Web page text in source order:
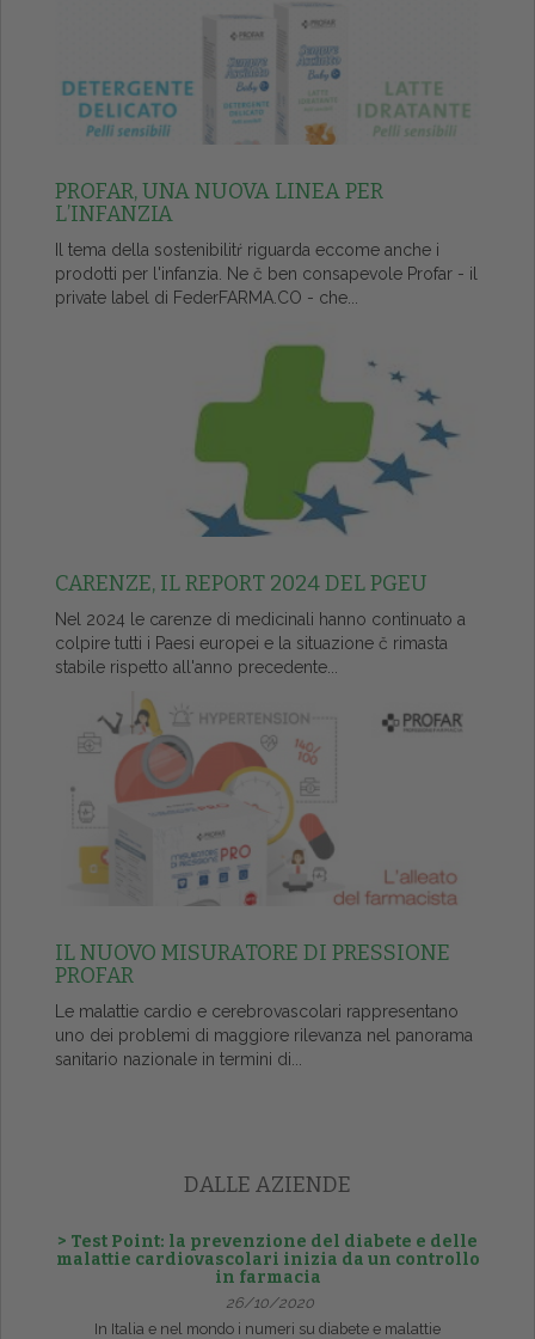
PROFAR, UNA NUOVA LINEA PER
L’INFANZIA
Il tema della sostenibilitŕ riguarda eccome anche i
prodotti per l'infanzia. Ne č ben consapevole Profar - il
private label di FederFARMA.CO - che...
CARENZE, IL REPORT 2024 DEL PGEU
Nel 2024 le carenze di medicinali hanno continuato a
colpire tutti i Paesi europei e la situazione č rimasta
stabile rispetto all'anno precedente...
IL NUOVO MISURATORE DI PRESSIONE
PROFAR
Le malattie cardio e cerebrovascolari rappresentano
uno dei problemi di maggiore rilevanza nel panorama
sanitario nazionale in termini di...
DALLE AZIENDE
> Test Point: la prevenzione del diabete e delle
malattie cardiovascolari inizia da un controllo
in farmacia
26/10/2020
In Italia e nel mondo i numeri su diabete e malattie